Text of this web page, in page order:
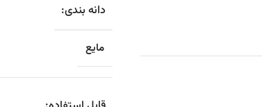
دانه بندی:
مایع